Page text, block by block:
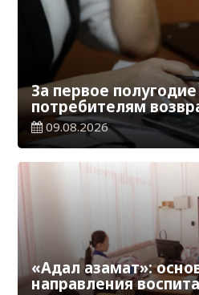
За первое
потребителям
тенге
09.08.2026
«Адал азамат»:
направления